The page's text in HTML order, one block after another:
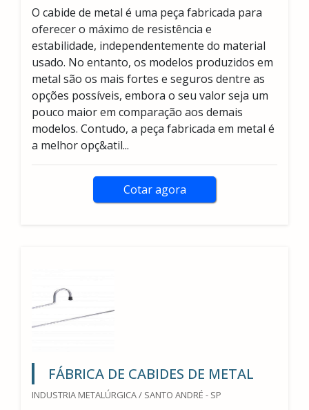
O cabide de metal é uma peça fabricada para
oferecer o máximo de resistência e
estabilidade, independentemente do material
usado. No entanto, os modelos produzidos em
metal são os mais fortes e seguros dentre as
opções possíveis, embora o seu valor seja um
pouco maior em comparação aos demais
modelos. Contudo, a peça fabricada em metal é
a melhor opç&atil...
Cotar agora
FÁBRICA DE CABIDES DE METAL
INDUSTRIA METALÚRGICA / SANTO ANDRÉ - SP